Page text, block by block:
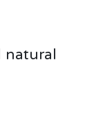
natural